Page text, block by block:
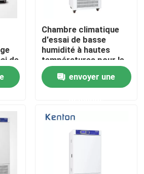
laboratoire
de
la
Chambre climatique
d'essai de basse
humidité à hautes
températures pour le
laboratoire 250L
environnemental
envoyer une